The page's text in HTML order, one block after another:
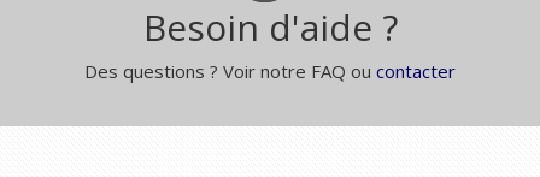
Besoin d'aide ?
Des questions ? Voir notre FAQ ou contacter